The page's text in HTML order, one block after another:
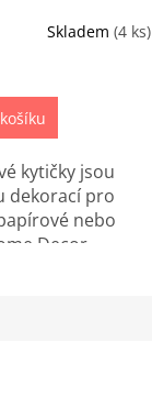
Skladem (4 ks)
kytičky jsou
dekorací pro
nebo
Decor